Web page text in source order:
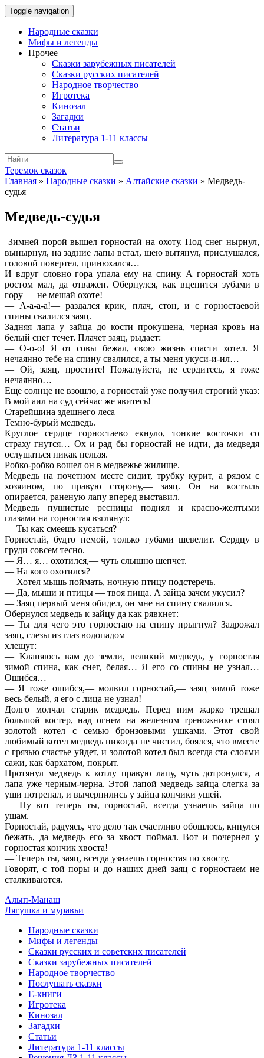
Toggle navigation
Народные сказки
Мифы и легенды
Прочее
Сказки зарубежных писателей
Сказки русских писателей
Народное творчество
Игротека
Кинозал
Загадки
Статьи
Литература 1-11 классы
Теремок сказок
Главная » Народные сказки » Алтайские сказки » Медведь-
судья
Медведь-судья
Зимней порой вышел горностай на охоту. Под снег нырнул,
вынырнул, на задние лапы встал, шею вытянул, прислушался,
головой повертел, принюхался…
И вдруг словно гора упала ему на спину. А горностай хоть
ростом мал, да отважен. Обернулся, как вцепится зубами в
гору — не мешай охоте!
— А-а-а-а!— раздался крик, плач, стон, и с горностаевой
спины свалился заяц.
Задняя лапа у зайца до кости прокушена, черная кровь на
белый снег течет. Плачет заяц, рыдает:
— О-о-о! Я от совы бежал, свою жизнь спасти хотел. Я
нечаянно тебе на спину свалился, а ты меня укуси-и-ил…
— Ой, заяц, простите! Пожалуйста, не сердитесь, я тоже
нечаянно…
Еще солнце не взошло, а горностай уже получил строгий указ:
В мой аил на суд сейчас же явитесь!
Старейшина здешнего леса
Темно-бурый медведь.
Круглое сердце горностаево екнуло, тонкие косточки со
страху гнутся… Ох и рад бы горностай не идти, да медведя
ослушаться никак нельзя.
Робко-робко вошел он в медвежье жилище.
Медведь на почетном месте сидит, трубку курит, а рядом с
хозяином, по правую сторону,— заяц. Он на костыль
опирается, раненую лапу вперед выставил.
Медведь пушистые ресницы поднял и красно-желтыми
глазами на горностая взглянул:
— Ты как смеешь кусаться?
Горностай, будто немой, только губами шевелит. Сердцу в
груди совсем тесно.
— Я… я… охотился,— чуть слышно шепчет.
— На кого охотился?
— Хотел мышь поймать, ночную птицу подстеречь.
— Да, мыши и птицы — твоя пища. А зайца зачем укусил?
— Заяц первый меня обидел, он мне на спину свалился.
Обернулся медведь к зайцу да как рявкнет:
— Ты для чего это горностаю на спину прыгнул? Задрожал
заяц, слезы из глаз водопадом
хлещут:
— Кланяюсь вам до земли, великий медведь, у горностая
зимой спина, как снег, белая… Я его со спины не узнал…
Ошибся…
— Я тоже ошибся,— молвил горностай,— заяц зимой тоже
весь белый, я его с лица не узнал!
Долго молчал старик медведь. Перед ним жарко трещал
большой костер, над огнем на железном треножнике стоял
золотой котел с семью бронзовыми ушками. Этот свой
любимый котел медведь никогда не чистил, боялся, что вместе
с грязью счастье уйдет, и золотой котел был всегда ста слоями
сажи, как бархатом, покрыт.
Протянул медведь к котлу правую лапу, чуть дотронулся, а
лапа уже черным-черна. Этой лапой медведь зайца слегка за
уши потрепал, и вычернились у зайца кончики ушей.
— Ну вот теперь ты, горностай, всегда узнаешь зайца по
ушам.
Горностай, радуясь, что дело так счастливо обошлось, кинулся
бежать, да медведь его за хвост поймал. Вот и почернел у
горностая кончик хвоста!
— Теперь ты, заяц, всегда узнаешь горностая по хвосту.
Говорят, с той поры и до наших дней заяц с горностаем не
сталкиваются.
Алып-Манаш
Лягушка и муравьи
Народные сказки
Мифы и легенды
Сказки русских и советских писателей
Сказки зарубежных писателей
Народное творчество
Послушать сказки
Е-книги
Игротека
Кинозал
Загадки
Статьи
Литература 1-11 классы